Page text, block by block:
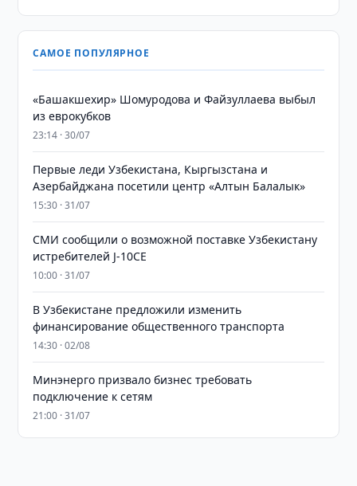
САМОЕ ПОПУЛЯРНОЕ
«Башакшехир» Шомуродова и Файзуллаева выбыл
из еврокубков
23:14 · 30/07
Первые леди Узбекистана, Кыргызстана и
Азербайджана посетили центр «Алтын Балалык»
15:30 · 31/07
СМИ сообщили о возможной поставке Узбекистану
истребителей J-10CE
10:00 · 31/07
В Узбекистане предложили изменить
финансирование общественного транспорта
14:30 · 02/08
Минэнерго призвало бизнес требовать
подключение к сетям
21:00 · 31/07